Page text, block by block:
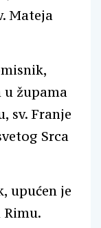
Mateja
župama
sv. Franje
Srca
upućen je